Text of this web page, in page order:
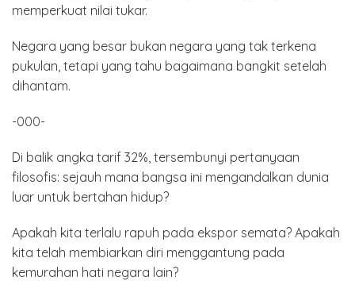
memperkuat nilai tukar.
Negara yang besar bukan negara yang tak terkena
pukulan, tetapi yang tahu bagaimana bangkit setelah
dihantam.
-000-
Di balik angka tarif 32%, tersembunyi pertanyaan
filosofis: sejauh mana bangsa ini mengandalkan dunia
luar untuk bertahan hidup?
Apakah kita terlalu rapuh pada ekspor semata? Apakah
kita telah membiarkan diri menggantung pada
kemurahan hati negara lain?